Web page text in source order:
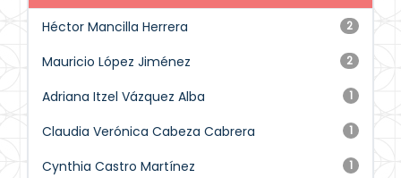
2
Héctor Mancilla Herrera
2
Mauricio López Jiménez
1
Adriana Itzel Vázquez Alba
1
Claudia Verónica Cabeza Cabrera
1
Cynthia Castro Martínez